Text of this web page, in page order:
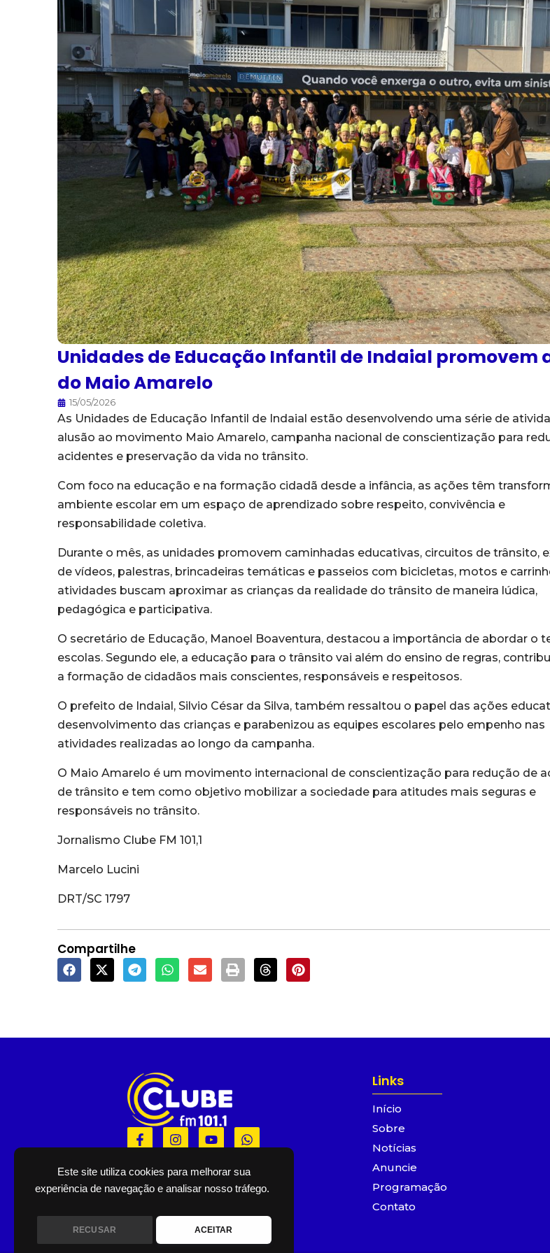
Este site utiliza cookies para melhorar sua
experiência de navegação e analisar nosso tráfego.
RECUSAR ACEITAR
Unidades de Educação Infantil de Indaial promovem
do Maio Amarelo
15/05/2026
As Unidades de Educação Infantil de Indaial estão desenvolvendo uma série de
alusão ao movimento Maio Amarelo, campanha nacional de conscientização para
acidentes e preservação da vida no trânsito.
Com foco na educação e na formação cidadã desde a infância, as ações têm
ambiente escolar em um espaço de aprendizado sobre respeito, convivência e
responsabilidade coletiva.
Durante o mês, as unidades promovem caminhadas educativas, circuitos de trânsito,
de vídeos, palestras, brincadeiras temáticas e passeios com bicicletas, motos e
atividades buscam aproximar as crianças da realidade do trânsito de maneira lúdica,
pedagógica e participativa.
O secretário de Educação, Manoel Boaventura, destacou a importância de abordar o
escolas. Segundo ele, a educação para o trânsito vai além do ensino de regras,
a formação de cidadãos mais conscientes, responsáveis e respeitosos.
O prefeito de Indaial, Silvio César da Silva, também ressaltou o papel das ações
desenvolvimento das crianças e parabenizou as equipes escolares pelo empenho nas
atividades realizadas ao longo da campanha.
O Maio Amarelo é um movimento internacional de conscientização para redução de
de trânsito e tem como objetivo mobilizar a sociedade para atitudes mais seguras e
responsáveis no trânsito.
Jornalismo Clube FM 101,1
Marcelo Lucini
DRT/SC 1797
Compartilhe
F
a
e
b
o
k
f
I
n
t
g
a
Y
o
t
b
W
h
t
s
a
p
Links
Início
Sobre
Notícias
Anuncie
Programação
Contato